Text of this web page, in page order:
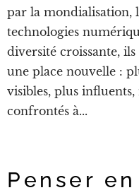
par la mondialisation,
technologies
diversité croissante,
une place nouvelle :
visibles, plus influents,
confrontés à...
Penser en